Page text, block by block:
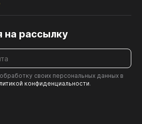
на рассылку
своих персональных данных в
конфиденциальности.